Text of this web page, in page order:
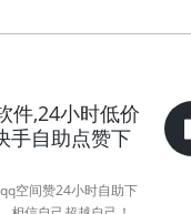
件,24小时低价
手自助点赞下
空间赞24小时自助下